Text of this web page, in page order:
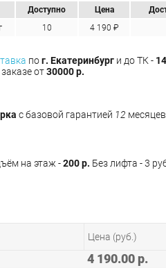
Доступно Цена
10 4 190 ₽
пог. Екатеринбург и до ТК -
от30000 р.
с базовой гарантией 12
на этаж -200 р. Без лифта - 3
Цена (руб.)
4 190.00 р.